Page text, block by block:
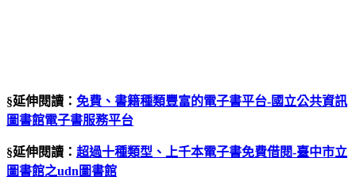
§延伸閱讀： 免費、書籍種類豐富的電子書平台-國立公共資訊
圖書館電子書服務平台
§延伸閱讀： 超過十種類型、上千本電子書免費借閱-臺中市立
圖書館之udn圖書館